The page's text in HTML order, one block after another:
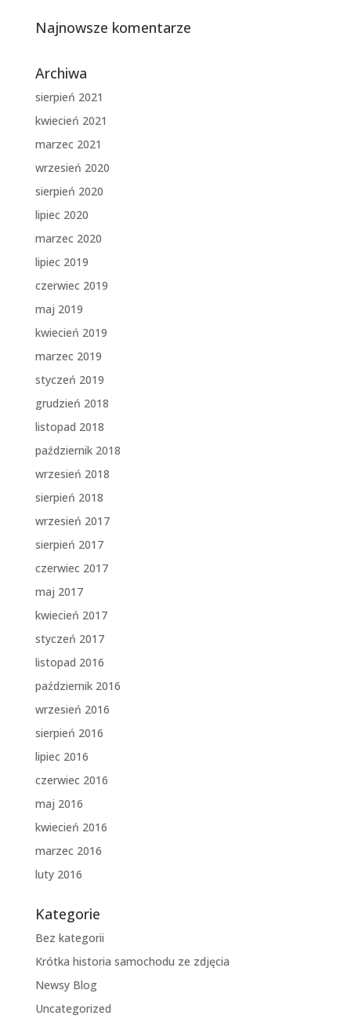
Najnowsze komentarze
Archiwa
sierpień 2021
kwiecień 2021
marzec 2021
wrzesień 2020
sierpień 2020
lipiec 2020
marzec 2020
lipiec 2019
czerwiec 2019
maj 2019
kwiecień 2019
marzec 2019
styczeń 2019
grudzień 2018
listopad 2018
październik 2018
wrzesień 2018
sierpień 2018
wrzesień 2017
sierpień 2017
czerwiec 2017
maj 2017
kwiecień 2017
styczeń 2017
listopad 2016
październik 2016
wrzesień 2016
sierpień 2016
lipiec 2016
czerwiec 2016
maj 2016
kwiecień 2016
marzec 2016
luty 2016
Kategorie
Bez kategorii
Krótka historia samochodu ze zdjęcia
Newsy Blog
Uncategorized